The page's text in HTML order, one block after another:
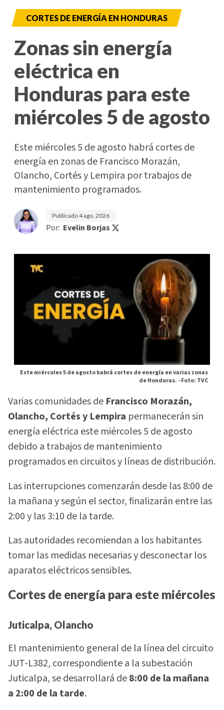
CORTES DE ENERGÍA EN HONDURAS
Zonas sin energía
eléctrica en
Honduras para este
miércoles 5 de agosto
Este miércoles 5 de agosto habrá cortes de
energía en zonas de Francisco Morazán,
Olancho, Cortés y Lempira por trabajos de
mantenimiento programados.
Publicado4 ago. 2026
Por: Evelin Borjas
Este miércoles 5 de agosto habrá cortes de energía en varias zonas
de Honduras. -Foto: TVC
Varias comunidades de Francisco Morazán,
Olancho, Cortés y Lempira permanecerán sin
energía eléctrica este miércoles 5 de agosto
debido a trabajos de mantenimiento
programados en circuitos y líneas de distribución.
Las interrupciones comenzarán desde las 8:00 de
la mañana y según el sector, finalizarán entre las
2:00 y las 3:10 de la tarde.
Las autoridades recomiendan a los habitantes
tomar las medidas necesarias y desconectar los
aparatos eléctricos sensibles.
Cortes de energía para este miércoles
Juticalpa, Olancho
El mantenimiento general de la línea del circuito
JUT-L382, correspondiente a la subestación
Juticalpa, se desarrollará de8:00 de la mañana
a 2:00 de la tarde.